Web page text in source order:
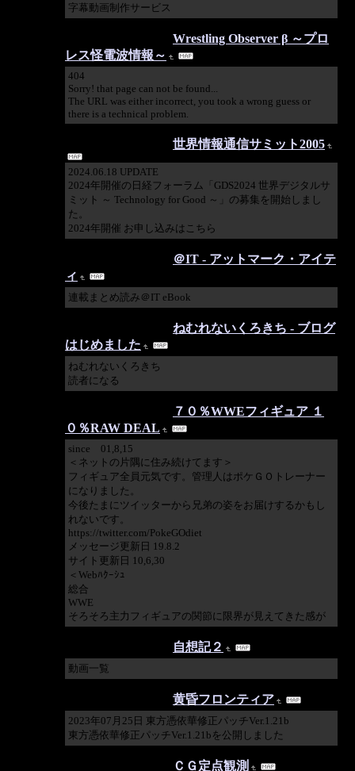
字幕動画制作サービス
Wrestling Observer β ～プロ
レス怪電波情報～
404
Sorry! that page can not be found...
The URL was either incorrect, you took a wrong guess or
there is a technical problem.
世界情報通信サミット2005
2024.06.18 UPDATE
2024年開催の日経フォーラム「GDS2024 世界デジタルサ
ミット ～ Technology for Good ～」の募集を開始しまし
た。
2024年開催 お申し込みはこちら
＠IT - アットマーク・アイテ
ィ
連載まとめ読み＠IT eBook
ねむれないくろきち - ブログ
はじめました
ねむれないくろきち
読者になる
７０％WWEフィギュア １
０％RAW DEAL
since 01,8,15
＜ネットの片隅に住み続けてます＞
フィギュア全員元気です。管理人はポケＧＯトレーナー
になりました。
今後たまにツイッターから兄弟の姿をお届けするかもし
れないです。
https://twitter.com/PokeGOdiet
メッセージ更新日 19.8.2
サイト更新日 10,6,30
＜Webﾊｸｰｼｭ
総合
WWE
そろそろ主力フィギュアの関節に限界が見えてきた感が
自想記２
動画一覧
黄昏フロンティア
2023年07月25日 東方憑依華修正パッチVer.1.21b
東方憑依華修正パッチVer.1.21bを公開しました
ＣＧ定点観測